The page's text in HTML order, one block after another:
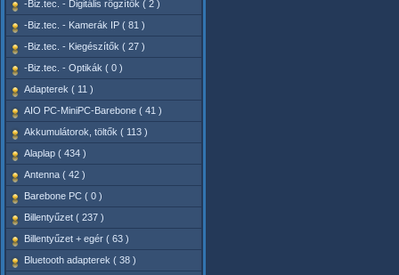
-Biz.tec. - Digitális rögzítők ( 2 )
-Biz.tec. - Kamerák IP ( 81 )
-Biz.tec. - Kiegészítők ( 27 )
-Biz.tec. - Optikák ( 0 )
Adapterek ( 11 )
AIO PC-MiniPC-Barebone ( 41 )
Akkumulátorok, töltők ( 113 )
Alaplap ( 434 )
Antenna ( 42 )
Barebone PC ( 0 )
Billentyűzet ( 237 )
Billentyűzet + egér ( 63 )
Bluetooth adapterek ( 38 )